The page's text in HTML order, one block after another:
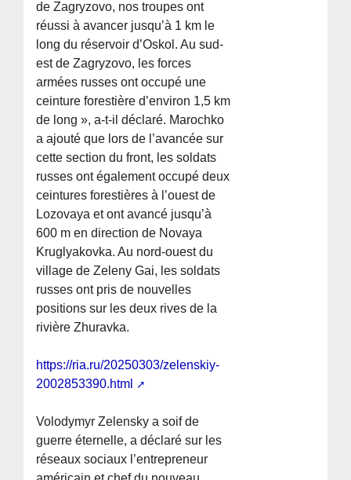
de Zagryzovo, nos troupes ont
réussi à avancer jusqu’à 1 km le
long du réservoir d’Oskol. Au sud-
est de Zagryzovo, les forces
armées russes ont occupé une
ceinture forestière d’environ 1,5 km
de long », a-t-il déclaré. Marochko
a ajouté que lors de l’avancée sur
cette section du front, les soldats
russes ont également occupé deux
ceintures forestières à l’ouest de
Lozovaya et ont avancé jusqu’à
600 m en direction de Novaya
Kruglyakovka. Au nord-ouest du
village de Zeleny Gai, les soldats
russes ont pris de nouvelles
positions sur les deux rives de la
rivière Zhuravka.
https://ria.ru/20250303/zelenskiy-
2002853390.html
Volodymyr Zelensky a soif de
guerre éternelle, a déclaré sur les
réseaux sociaux l’entrepreneur